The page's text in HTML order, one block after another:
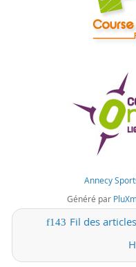
Annecy
Généré par
Fil des articles